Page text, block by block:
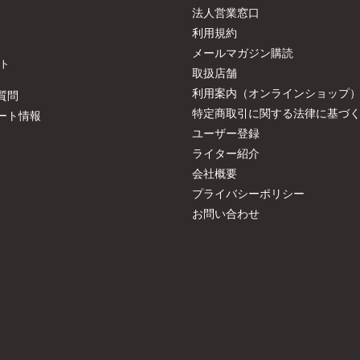
問
ト情報
法人営業窓口
利用規約
メールマガジン購読
取扱店舗
利用案内（オンラインショップ）
特定商取引に関する法律に基づ
ユーザー登録
ライター紹介
会社概要
プライバシーポリシー
お問い合わせ